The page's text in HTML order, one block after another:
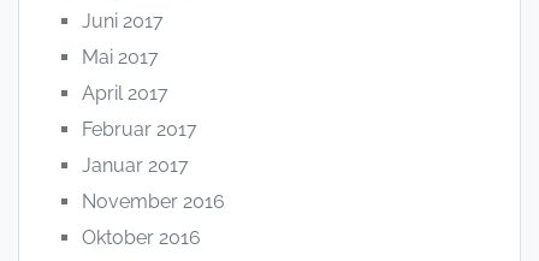
Juni 2017
Mai 2017
April 2017
Februar 2017
Januar 2017
November 2016
Oktober 2016